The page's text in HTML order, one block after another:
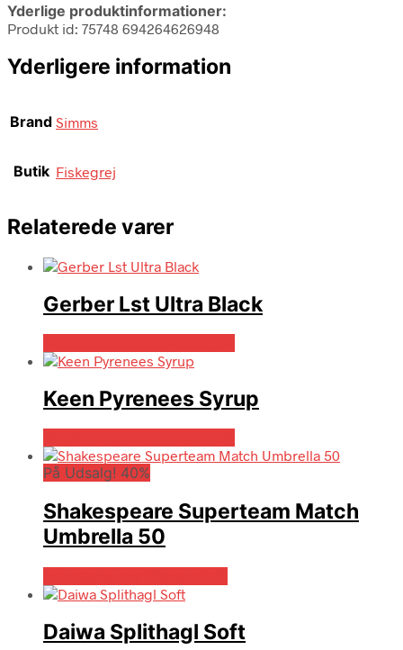
Yderlige produktinformationer:
Produkt id: 75748 694264626948
Yderligere information
Brand Simms
Butik Fiskegrej
Relaterede varer
Gerber Lst Ultra Black
Keen Pyrenees Syrup
På Udsalg! 40%
Shakespeare Superteam Match
Umbrella 50
Daiwa Splithagl Soft